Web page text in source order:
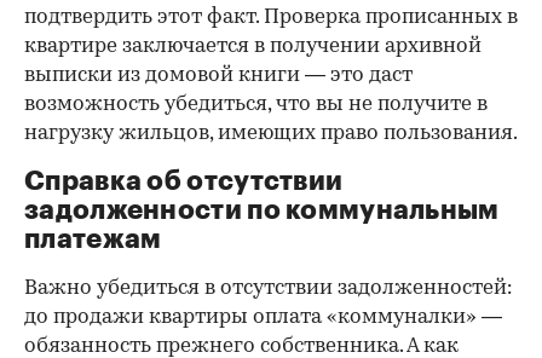
подтвердить этот факт. Проверка прописанных в
квартире заключается в получении архивной
выписки из домовой книги — это даст
возможность убедиться, что вы не получите в
нагрузку жильцов, имеющих право пользования.
Справка об отсутствии
задолженности по коммунальным
платежам
Важно убедиться в отсутствии задолженностей:
до продажи квартиры оплата «коммуналки» —
обязанность прежнего собственника. А как